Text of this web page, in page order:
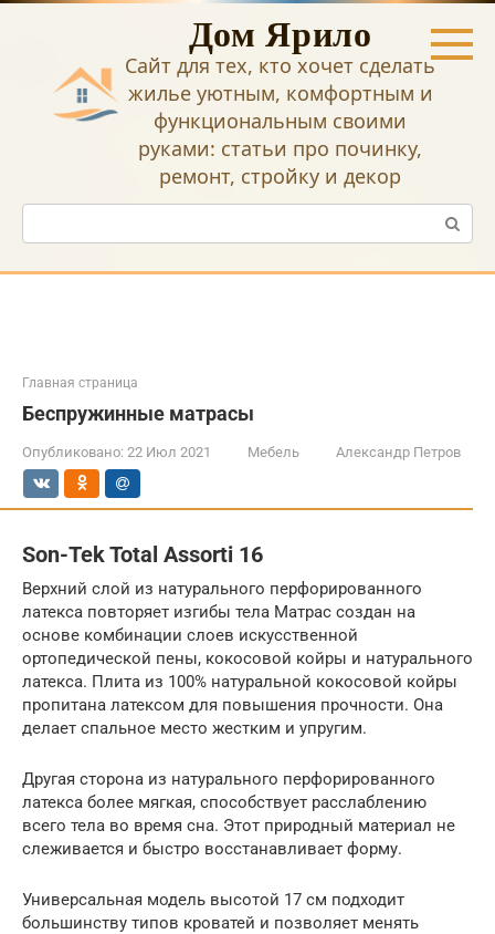
Перейти
Дом Ярило
Сайт для тех, кто хочет сделать
жилье уютным, комфортным и
функциональным своими
руками: статьи про починку,
ремонт, стройку и декор
Поиск:
Главная страница
Беспружинные матрасы
Опубликовано: 22 Июл 2021 Мебель Александр Петров
Son-Tek Total Assorti 16
Верхний слой из натурального перфорированного
латекса повторяет изгибы тела Матрас создан на
основе комбинации слоев искусственной
ортопедической пены, кокосовой койры и натурального
латекса. Плита из 100% натуральной кокосовой койры
пропитана латексом для повышения прочности. Она
делает спальное место жестким и упругим.
Другая сторона из натурального перфорированного
латекса более мягкая, способствует расслаблению
всего тела во время сна. Этот природный материал не
слеживается и быстро восстанавливает форму.
Универсальная модель высотой 17 см подходит
большинству типов кроватей и позволяет менять